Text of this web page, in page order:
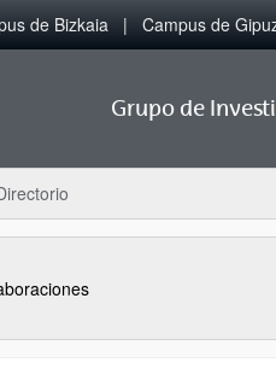
de Bizkaia Campus de
Grupo de